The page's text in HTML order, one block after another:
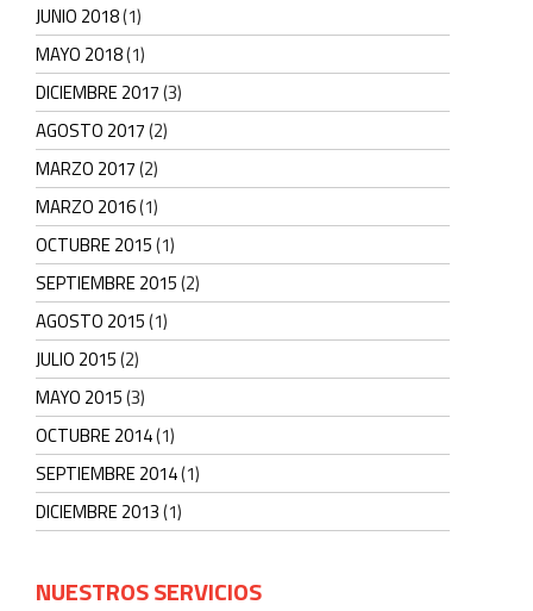
JUNIO 2018(1)
MAYO 2018(1)
DICIEMBRE 2017(3)
AGOSTO 2017(2)
MARZO 2017(2)
MARZO 2016(1)
OCTUBRE 2015(1)
SEPTIEMBRE 2015(2)
AGOSTO 2015(1)
JULIO 2015(2)
MAYO 2015(3)
OCTUBRE 2014(1)
SEPTIEMBRE 2014(1)
DICIEMBRE 2013(1)
NUESTROS SERVICIOS